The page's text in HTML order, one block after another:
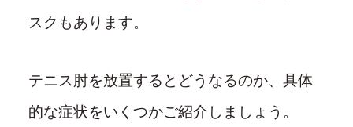
スクもあります。
テニス肘を放置するとどうなるのか、具体
的な症状をいくつかご紹介しましょう。